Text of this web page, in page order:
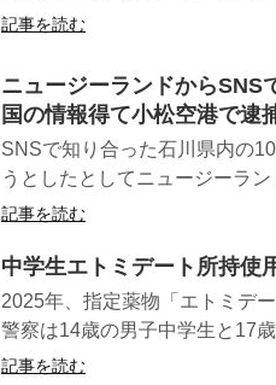
記事を読む
ニュージーランドからSNS
国の情報得て小松空港で逮
SNSで知り合った石川県内の
うとしたとしてニュージーラ
記事を読む
中学生エトミデート所持使
2025年、指定薬物「エトミデ
警察は14歳の男子中学生と17
記事を読む